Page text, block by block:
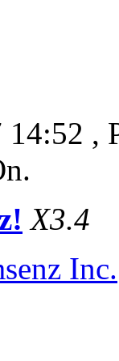
14:52 ,
X3.4
Inc.